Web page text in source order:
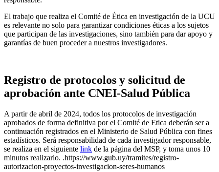
El trabajo que realiza el Comité de Ética en investigación de la UCU
es relevante no solo para garantizar condiciones éticas a los sujetos
que participan de las investigaciones, sino también para dar apoyo y
garantías de buen proceder a nuestros investigadores.
Registro de protocolos y solicitud de
aprobación ante CNEI-Salud Pública
A partir de abril de 2024, todos los protocolos de investigación
aprobados de forma definitiva por el Comité de Etica deberán ser a
continuación registrados en el Ministerio de Salud Pública con fines
estadísticos. Será responsabilidad de cada investigador responsable,
se realiza en el siguiente link de la página del MSP, y toma unos 10
minutos realizarlo. .https://www.gub.uy/tramites/registro-
autorizacion-proyectos-investigacion-seres-humanos